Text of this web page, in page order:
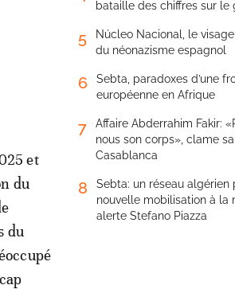
et
du
du
bataille des chiffres sur le
5
Núcleo Nacional, le
du néonazisme espagnol
6
Sebta, paradoxes d’une
européenne en Afrique
7
Affaire Abderrahim Fakir:
nous son corps», clame
Casablanca
8
Sebta: un réseau algérien
nouvelle mobilisation à la
alerte Stefano Piazza